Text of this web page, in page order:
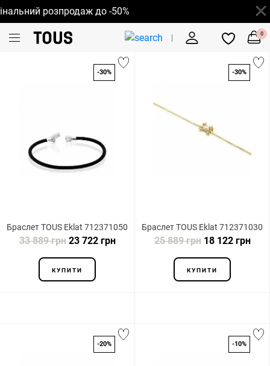
розпродаж до -50%
0
-30%
Браслет TOUS Eklat 712371050
33 889 грн23 722 грн
КУПИТИ
-30%
Браслет TOUS Eklat 712371030
25 889 грн18 122 грн
КУПИТИ
-20% -10%